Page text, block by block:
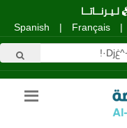
لـيـرنــاتــا
|
Français
|
Spanish